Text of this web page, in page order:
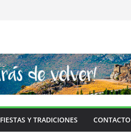
FIESTAS Y TRADICIONES CONTACTO